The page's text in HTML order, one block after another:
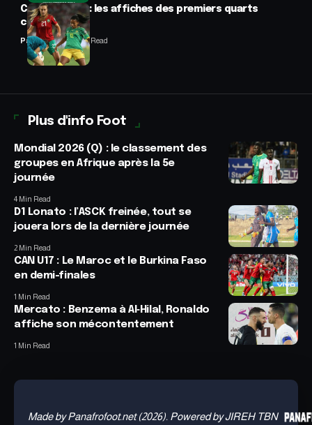
CAN féminine : les affiches des premiers quarts
connues
Panafrofoot 2 Min Read
Plus d'info Foot
Mondial 2026 (Q) : le classement des
groupes en Afrique après la 5e
journée
4 Min Read
D1 Lonato : l’ASCK freinée, tout se
jouera lors de la dernière journée
2 Min Read
CAN U17 : Le Maroc et le Burkina Faso
en demi-finales
1 Min Read
Mercato : Benzema à Al‑Hilal, Ronaldo
affiche son mécontentement
1 Min Read
Made by Panafrofoot.net (2026). Powered by JIREH TBN